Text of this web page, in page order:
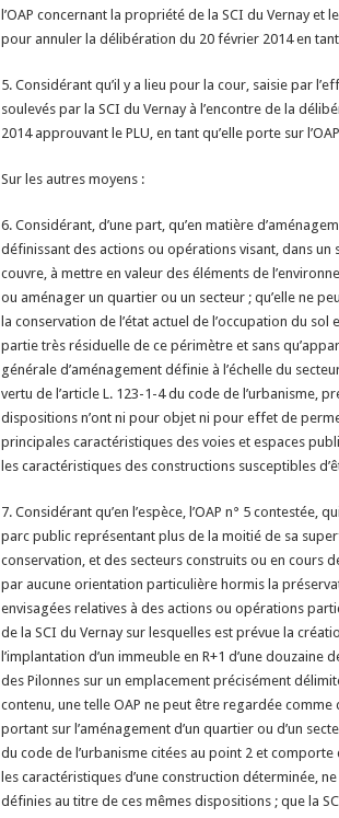
l’OAP concernant la propriété de la SCI du Vernay et
pour annuler la délibération du 20 février 2014 en tant
5. Considérant qu’il y a lieu pour la cour, saisie par
soulevés par la SCI du Vernay à l’encontre de la
2014 approuvant le PLU, en tant qu’elle porte sur
Sur les autres moyens :
6. Considérant, d’une part, qu’en matière
définissant des actions ou opérations visant, dans un
couvre, à mettre en valeur des éléments de
ou aménager un quartier ou un secteur ; qu’elle ne
la conservation de l’état actuel de l’occupation du
partie très résiduelle de ce périmètre et sans
générale d’aménagement définie à l’échelle du
vertu de l’article L. 123-1-4 du code de l’urbanisme,
dispositions n’ont ni pour objet ni pour effet de
principales caractéristiques des voies et espaces
les caractéristiques des constructions susceptibles
7. Considérant qu’en l’espèce, l’OAP n° 5 contestée,
parc public représentant plus de la moitié de sa
conservation, et des secteurs construits ou en cours
par aucune orientation particulière hormis la
envisagées relatives à des actions ou opérations
de la SCI du Vernay sur lesquelles est prévue la
l’implantation d’un immeuble en R+1 d’une douzaine
des Pilonnes sur un emplacement précisément
contenu, une telle OAP ne peut être regardée
portant sur l’aménagement d’un quartier ou d’un
du code de l’urbanisme citées au point 2 et
les caractéristiques d’une construction déterminée,
définies au titre de ces mêmes dispositions ; que la